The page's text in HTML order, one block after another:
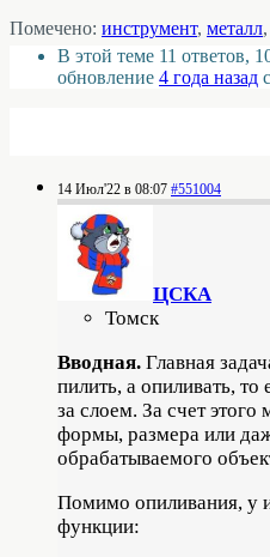
Помечено: инструмент, металл,
В этой теме 11 ответов,
обновление 4 года назад
14 Июл'22 в 08:07 #551004
ЦСКА
Томск
Вводная. Главная
пилить, а опиливать, то
за слоем. За счет
формы, размера или
обрабатываемого
Помимо опиливания, у
функции: